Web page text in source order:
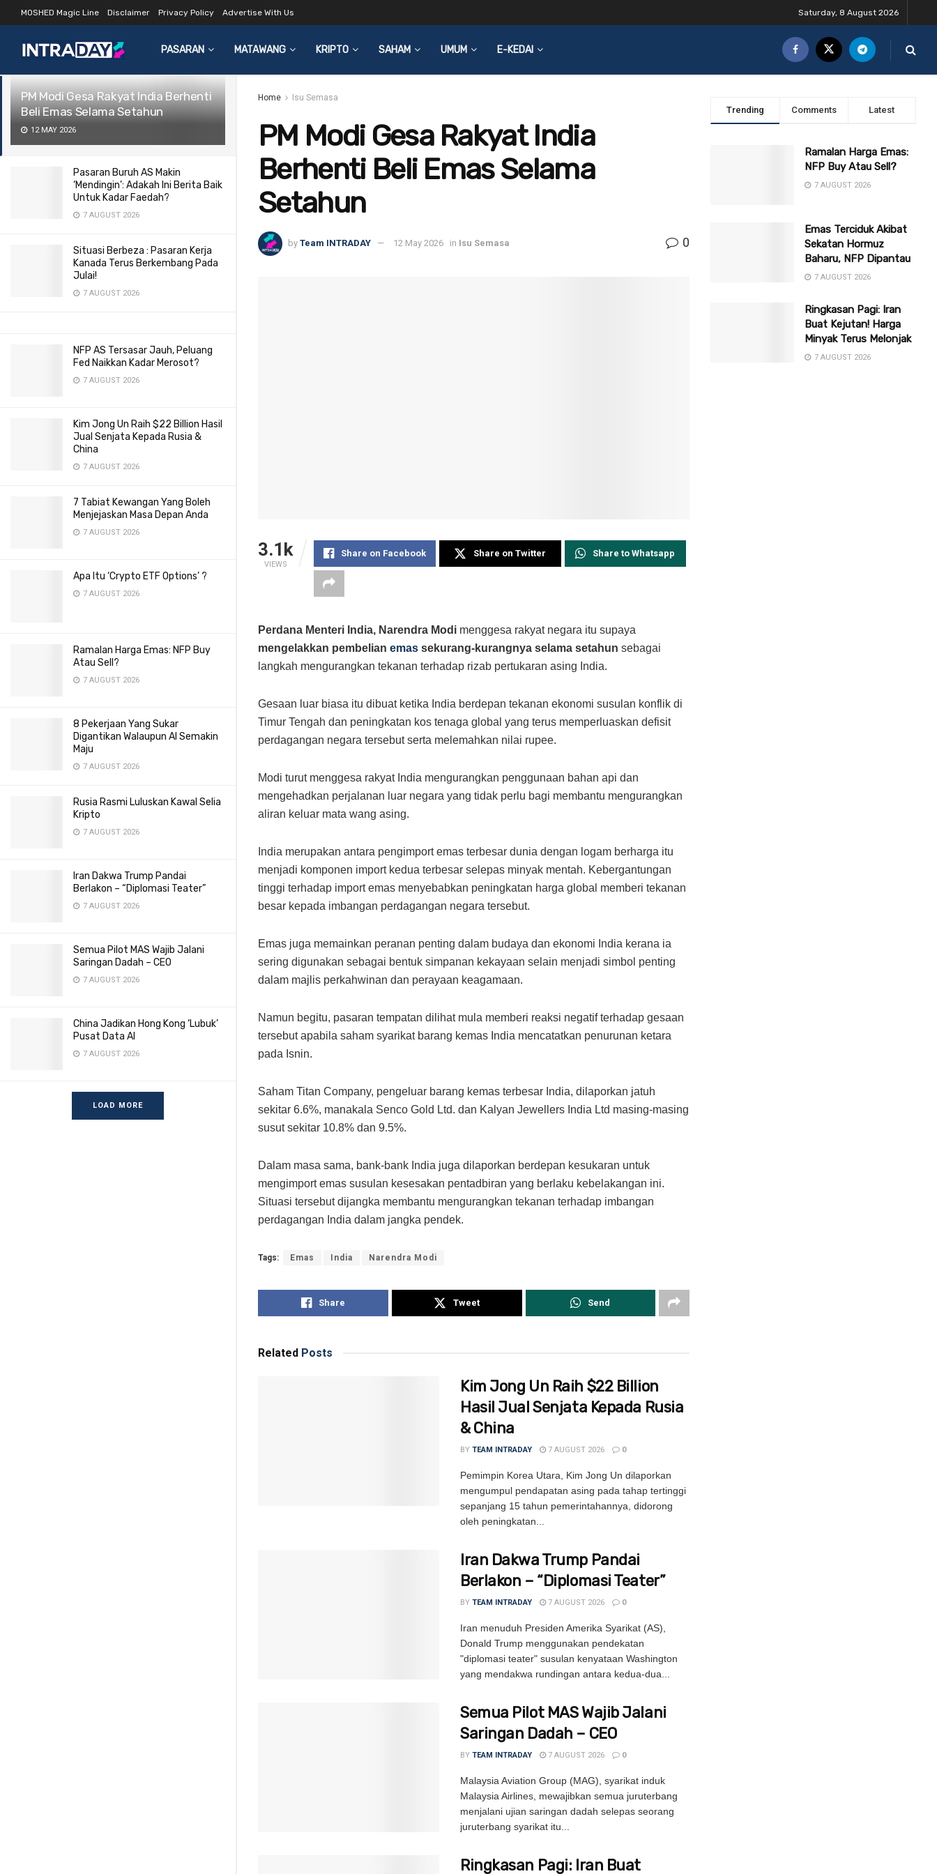
LATEST TRENDING Filter
PM Modi Gesa Rakyat India Berhenti
Beli Emas Selama Setahun
12 MAY 2026
Pasaran Buruh AS Makin
‘Mendingin’: Adakah Ini Berita Baik
Untuk Kadar Faedah?
7 AUGUST 2026
Situasi Berbeza : Pasaran Kerja
Kanada Terus Berkembang Pada
Julai!
7 AUGUST 2026
NFP AS Tersasar Jauh, Peluang
Fed Naikkan Kadar Merosot?
7 AUGUST 2026
Kim Jong Un Raih $22 Billion Hasil
Jual Senjata Kepada Rusia &
China
7 AUGUST 2026
7 Tabiat Kewangan Yang Boleh
Menjejaskan Masa Depan Anda
7 AUGUST 2026
Apa Itu ‘Crypto ETF Options’ ?
7 AUGUST 2026
Ramalan Harga Emas: NFP Buy
Atau Sell?
7 AUGUST 2026
8 Pekerjaan Yang Sukar
Digantikan Walaupun AI Semakin
Maju
7 AUGUST 2026
Rusia Rasmi Luluskan Kawal Selia
Kripto
7 AUGUST 2026
Iran Dakwa Trump Pandai
Berlakon – “Diplomasi Teater”
7 AUGUST 2026
Semua Pilot MAS Wajib Jalani
Saringan Dadah – CEO
7 AUGUST 2026
China Jadikan Hong Kong ‘Lubuk’
Pusat Data AI
7 AUGUST 2026
LOAD MORE
MOSHED Magic Line Disclaimer Privacy Policy Advertise With Us Saturday, 8 August 2026
PASARAN MATAWANG KRIPTO SAHAM UMUM E-KEDAI
Home Isu Semasa
PM Modi Gesa Rakyat India
Berhenti Beli Emas Selama
Setahun
by Team INTRADAY 12 May 2026 in Isu Semasa 0
3.1k
VIEWS
Share on Facebook Share on Twitter Share to Whatsapp
Perdana Menteri India, Narendra Modi menggesa rakyat negara itu supaya
mengelakkan pembelian emas sekurang-kurangnya selama setahun sebagai
langkah mengurangkan tekanan terhadap rizab pertukaran asing India.
Gesaan luar biasa itu dibuat ketika India berdepan tekanan ekonomi susulan konflik di
Timur Tengah dan peningkatan kos tenaga global yang terus memperluaskan defisit
perdagangan negara tersebut serta melemahkan nilai rupee.
Modi turut menggesa rakyat India mengurangkan penggunaan bahan api dan
mengehadkan perjalanan luar negara yang tidak perlu bagi membantu mengurangkan
aliran keluar mata wang asing.
India merupakan antara pengimport emas terbesar dunia dengan logam berharga itu
menjadi komponen import kedua terbesar selepas minyak mentah. Kebergantungan
tinggi terhadap import emas menyebabkan peningkatan harga global memberi tekanan
besar kepada imbangan perdagangan negara tersebut.
Emas juga memainkan peranan penting dalam budaya dan ekonomi India kerana ia
sering digunakan sebagai bentuk simpanan kekayaan selain menjadi simbol penting
dalam majlis perkahwinan dan perayaan keagamaan.
Namun begitu, pasaran tempatan dilihat mula memberi reaksi negatif terhadap gesaan
tersebut apabila saham syarikat barang kemas India mencatatkan penurunan ketara
pada Isnin.
Saham Titan Company, pengeluar barang kemas terbesar India, dilaporkan jatuh
sekitar 6.6%, manakala Senco Gold Ltd. dan Kalyan Jewellers India Ltd masing-masing
susut sekitar 10.8% dan 9.5%.
Dalam masa sama, bank-bank India juga dilaporkan berdepan kesukaran untuk
mengimport emas susulan kesesakan pentadbiran yang berlaku kebelakangan ini.
Situasi tersebut dijangka membantu mengurangkan tekanan terhadap imbangan
perdagangan India dalam jangka pendek.
Tags: Emas India Narendra Modi
Share Tweet Send
Related Posts
Kim Jong Un Raih $22 Billion
Hasil Jual Senjata Kepada Rusia
& China
BY TEAM INTRADAY 7 AUGUST 2026 0
Pemimpin Korea Utara, Kim Jong Un dilaporkan
mengumpul pendapatan asing pada tahap tertinggi
sepanjang 15 tahun pemerintahannya, didorong
oleh peningkatan...
Iran Dakwa Trump Pandai
Berlakon – “Diplomasi Teater”
BY TEAM INTRADAY 7 AUGUST 2026 0
Iran menuduh Presiden Amerika Syarikat (AS),
Donald Trump menggunakan pendekatan
"diplomasi teater" susulan kenyataan Washington
yang mendakwa rundingan antara kedua-dua...
Semua Pilot MAS Wajib Jalani
Saringan Dadah – CEO
BY TEAM INTRADAY 7 AUGUST 2026 0
Malaysia Aviation Group (MAG), syarikat induk
Malaysia Airlines, mewajibkan semua juruterbang
menjalani ujian saringan dadah selepas seorang
juruterbang syarikat itu...
Ringkasan Pagi: Iran Buat
Trending Comments Latest
Ramalan Harga Emas:
NFP Buy Atau Sell?
7 AUGUST 2026
Emas Terciduk Akibat
Sekatan Hormuz
Baharu, NFP Dipantau
7 AUGUST 2026
Ringkasan Pagi: Iran
Buat Kejutan! Harga
Minyak Terus Melonjak
7 AUGUST 2026